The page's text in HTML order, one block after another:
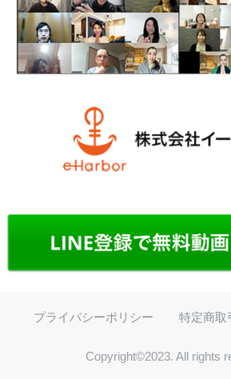
プライバシーポリシー 特定商取
Copyright©2023. All rights